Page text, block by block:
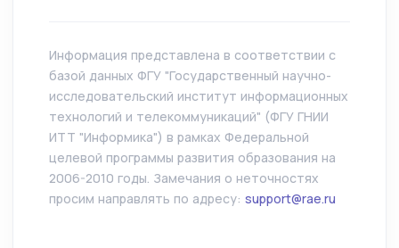
Информация представлена в соответствии с
базой данных ФГУ "Государственный научно-
исследовательский институт информационных
технологий и телекоммуникаций" (ФГУ ГНИИ
ИТТ "Информика") в рамках Федеральной
целевой программы развития образования на
2006-2010 годы. Замечания о неточностях
просим направлять по адресу: support@rae.ru